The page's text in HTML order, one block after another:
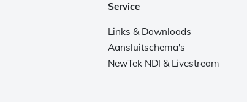
Service
Links & Downloads
Aansluitschema's
NewTek NDI & Livestream